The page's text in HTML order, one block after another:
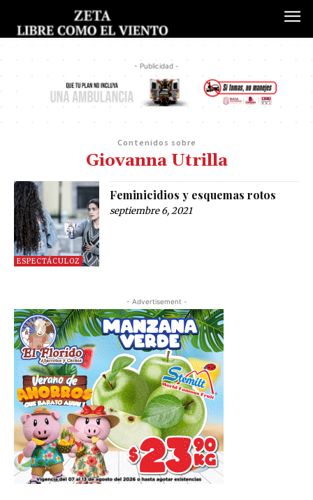
- Publicidad -
Contenidos sobre
Giovanna Utrilla
ESPECTÁCULOZ
Feminicidios y esquemas rotos
septiembre 6, 2021
- Advertisement -